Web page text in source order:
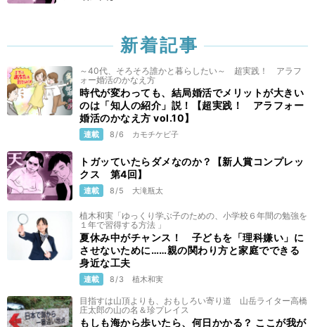
新着記事
～40代、そろそろ誰かと暮らしたい～ 超実践！ アラフ
ォー婚活のかなえ方
時代が変わっても、結局婚活でメリットが大きい
のは「知人の紹介」説！【超実践！ アラフォー
婚活のかなえ方 vol.10】
連載 8/6 カモチケビ子
トガッていたらダメなのか？【新人賞コンプレッ
クス 第4回】
連載 8/5 大滝瓶太
植木和実「ゆっくり学ぶ子のための、小学校６年間の勉強を
１年で習得する方法 」
夏休み中がチャンス！ 子どもを「理科嫌い」に
させないために……親の関わり方と家庭でできる
身近な工夫
連載 8/3 植木和実
目指すは山頂よりも、おもしろい寄り道 山岳ライター高橋
庄太郎の山の名＆珍プレイス
もしも海から歩いたら、何日かかる？ ここが我が